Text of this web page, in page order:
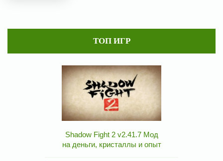
ТОП ИГР
Shadow Fight 2 v2.41.7 Мод
на деньги, кристаллы и опыт